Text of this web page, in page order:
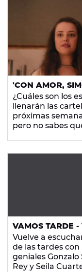
'CON AMOR,
'COMPADRES' Y
GONZALO SÁEZ
¿Cuáles son los
llenarán las
próximas
pero no sabes
palomitas!
VAMOS TARDE -
2018
Vuelve a
de las tardes con
geniales Gonzalo
Rey y Seila